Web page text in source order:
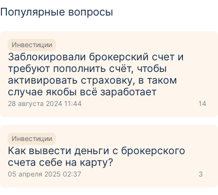
Популярные вопросы
Инвестиции
Заблокировали брокерский счет и
требуют пополнить счёт, чтобы
активировать страховку, в таком
случае якобы всё заработает
28 августа 2024 11:44 14
Инвестиции
Как вывести деньги с брокерского
счета себе на карту?
05 апреля 2025 02:37 3